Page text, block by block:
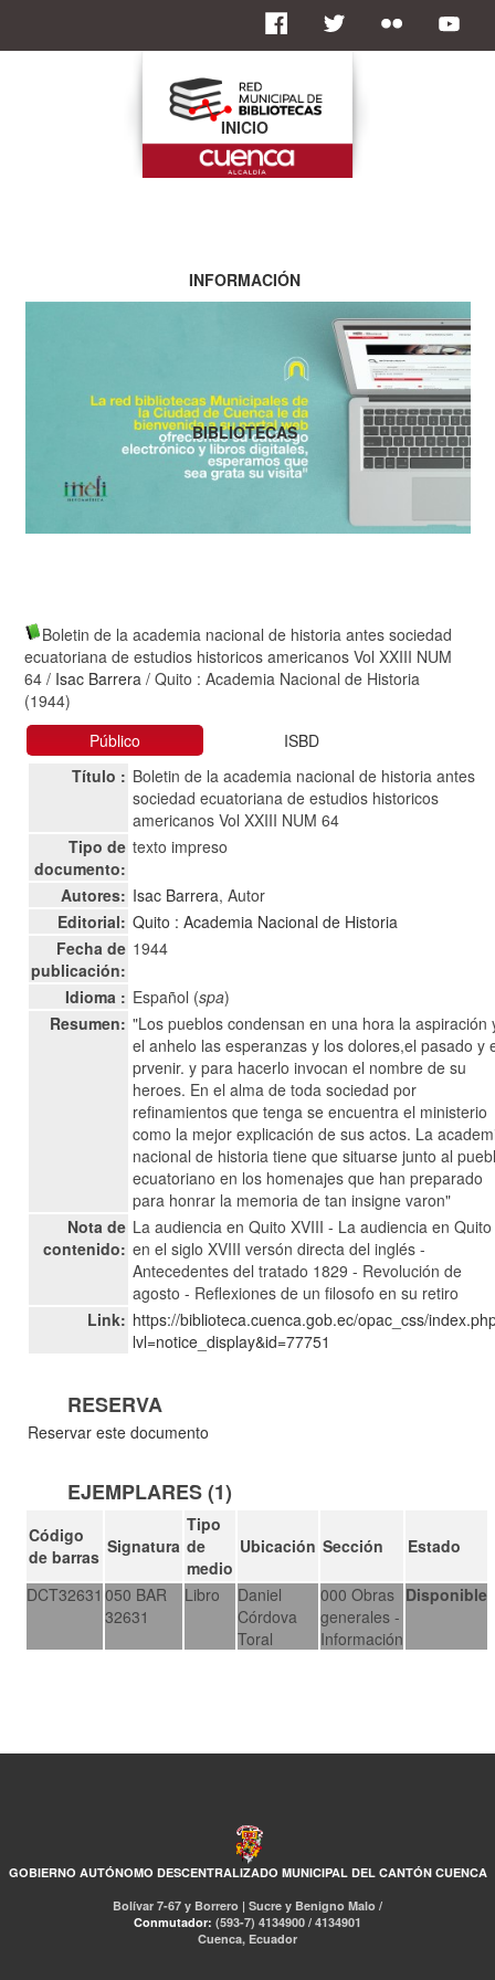
Boletin de la academia nacional de historia antes sociedad
ecuatoriana de estudios historicos americanos Vol XXIII NUM
64 / Isac Barrera / Quito : Academia Nacional de Historia
(1944)
Público
ISBD
Título : Boletin de la academia nacional de historia antes
sociedad ecuatoriana de estudios historicos
americanos Vol XXIII NUM 64
Tipo de
documento:
texto impreso
Autores: Isac Barrera, Autor
Editorial: Quito : Academia Nacional de Historia
Fecha de
publicación:
1944
Idioma : Español (spa)
Resumen: "Los pueblos condensan en una hora la aspiración
el anhelo las esperanzas y los dolores,el pasado y
prvenir. y para hacerlo invocan el nombre de su
heroes. En el alma de toda sociedad por
refinamientos que tenga se encuentra el ministerio
como la mejor explicación de sus actos. La
nacional de historia tiene que situarse junto al
ecuatoriano en los homenajes que han preparado
para honrar la memoria de tan insigne varon"
Nota de
contenido:
La audiencia en Quito XVIII - La audiencia en Quito
en el siglo XVIII versón directa del inglés -
Antecedentes del tratado 1829 - Revolución de
agosto - Reflexiones de un filosofo en su retiro
Link: https://biblioteca.cuenca.gob.ec/opac_css/
lvl=notice_display&id=77751
RESERVA
Reservar este documento
EJEMPLARES (1)
Código
de barras Signatura
Tipo
de
medio
Ubicación Sección Estado
DCT32631 050 BAR
32631
Libro
Daniel
Córdova
Toral
000 Obras
generales -
Información
Disponible
GOBIERNO AUTÓNOMO DESCENTRALIZADO MUNICIPAL DEL CANTÓN CUENCA
Bolívar 7-67 y Borrero | Sucre y Benigno Malo /
Conmutador: (593-7) 4134900 / 4134901
Cuenca, Ecuador
INICIO
INFORMACIÓN
BIBLIOTECAS